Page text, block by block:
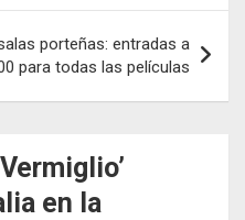
porteñas: entradas a
para todas las películas
en la